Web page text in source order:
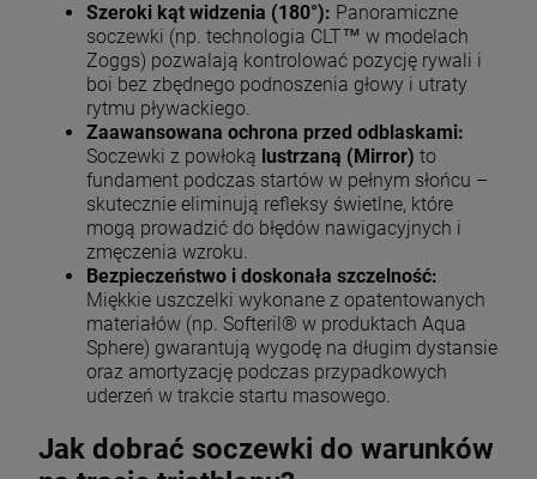
Szeroki kąt widzenia (180°): Panoramiczne
soczewki (np. technologia CLT™ w modelach
Zoggs) pozwalają kontrolować pozycję rywali i
boi bez zbędnego podnoszenia głowy i utraty
rytmu pływackiego.
Zaawansowana ochrona przed odblaskami:
Soczewki z powłoką lustrzaną (Mirror) to
fundament podczas startów w pełnym słońcu –
skutecznie eliminują refleksy świetlne, które
mogą prowadzić do błędów nawigacyjnych i
zmęczenia wzroku.
Bezpieczeństwo i doskonała szczelność:
Miękkie uszczelki wykonane z opatentowanych
materiałów (np. Softeril® w produktach Aqua
Sphere) gwarantują wygodę na długim dystansie
oraz amortyzację podczas przypadkowych
uderzeń w trakcie startu masowego.
Jak dobrać soczewki do warunków